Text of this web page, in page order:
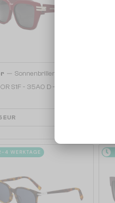
— Sonnenbrillen
S1F - 35A0 D - 56
EUR
4 WERKTAGE